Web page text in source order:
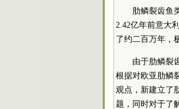
肋鳞裂齿鱼
2.42亿年前意大
了约二百万年，
由于肋鳞裂
根据对欧亚肋鳞
观点，新建立了
题，同时对于了